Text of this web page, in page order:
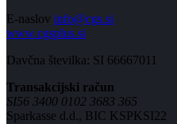
E-naslov info@cgs.si
www.cgsplus.si
Davčna številka: SI 66667011
Transakcijski račun
SI56 3400 0102 3683 365
Sparkasse d.d., BIC KSPKSI22